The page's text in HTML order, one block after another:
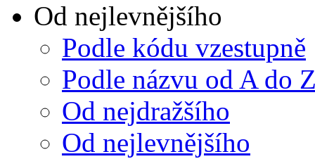
Od nejlevnějšího
Podle kódu vzestupně
Podle názvu od A do
Od nejdražšího
Od nejlevnějšího